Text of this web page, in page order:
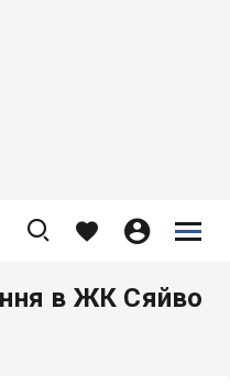
   


в ЖК Сяйво